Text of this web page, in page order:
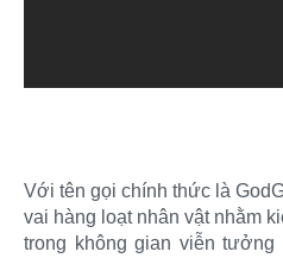
Với tên gọi chính thức là
vai hàng loạt nhân vật nhằm
trong không gian viễn